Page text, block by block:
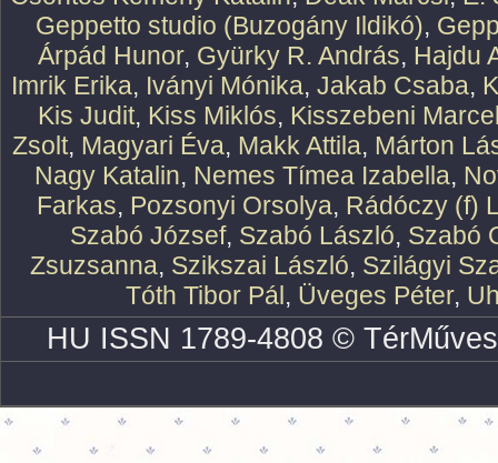
Geppetto studio (Buzogány Ildikó),
Árpád Hunor, Gyürky R. András, Hajdu
Imrik Erika, Iványi Mónika, Jakab Csaba,
Kis Judit, Kiss Miklós, Kisszebeni
Zsolt, Magyari Éva, Makk Attila, Márton
Nagy Katalin, Nemes Tímea Izabella,
Farkas, Pozsonyi Orsolya, Rádóczy (f)
Szabó József, Szabó László, Szabó
Zsuzsanna, Szikszai László, Szilágyi
Tóth Tibor Pál, Üveges Péter,
HU ISSN 1789-4808 ©